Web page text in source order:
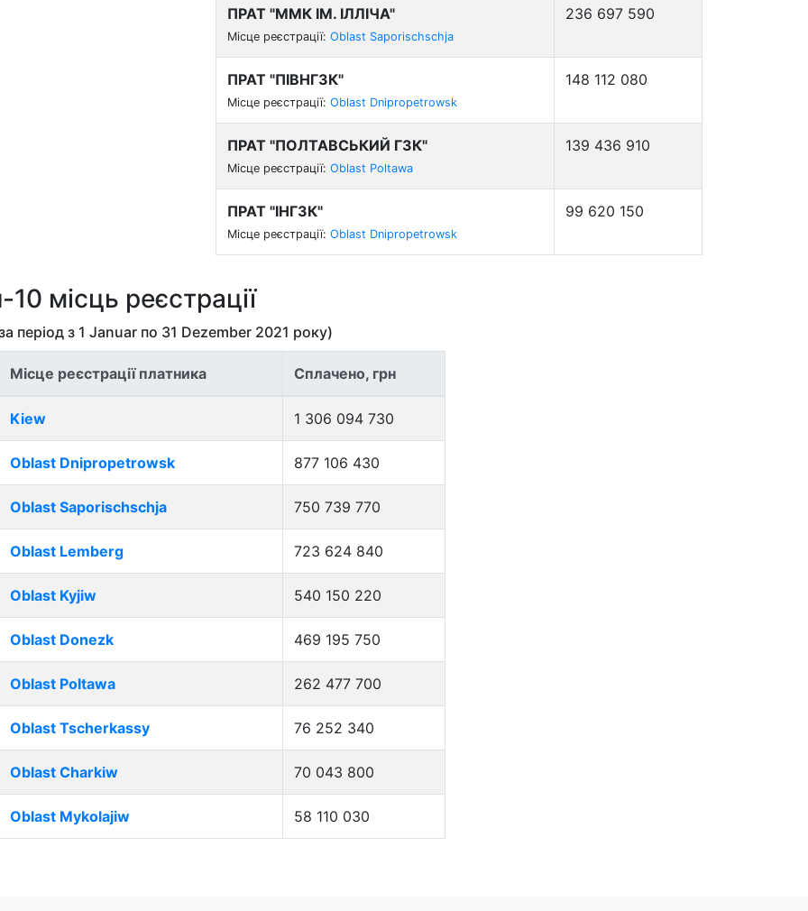
ПРАТ "ММК ІМ. ІЛЛІЧА"
Місце реєстрації: Oblast Saporischschja
236 697 590
ПРАТ "ПІВНГЗК"
Місце реєстрації: Oblast Dnipropetrowsk
148 112 080
ПРАТ "ПОЛТАВСЬКИЙ ГЗК"
Місце реєстрації: Oblast Poltawa
139 436 910
ПРАТ "ІНГЗК"
Місце реєстрації: Oblast Dnipropetrowsk
99 620 150
10 місць реєстрації
період з 1 Januar по 31 Dezember 2021 року)
Місце реєстрації платника Сплачено, грн
Kiew 1 306 094 730
Oblast Dnipropetrowsk 877 106 430
Oblast Saporischschja 750 739 770
Oblast Lemberg 723 624 840
Oblast Kyjiw 540 150 220
Oblast Donezk 469 195 750
Oblast Poltawa 262 477 700
Oblast Tscherkassy 76 252 340
Oblast Charkiw 70 043 800
Oblast Mykolajiw 58 110 030